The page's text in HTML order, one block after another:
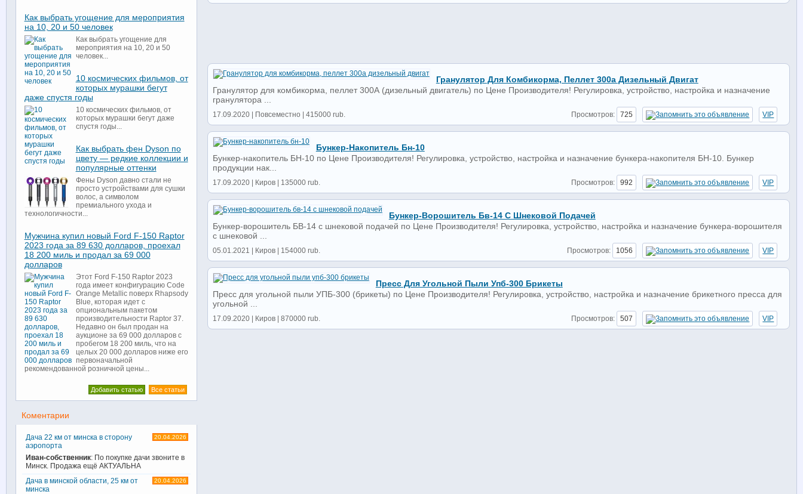
Гранулятор Для Комбикорма, Пеллет 300а Дизельный Двигат
Гранулятор для комбикорма, пеллет 300А (дизельный двигатель) по Цене Производителя! Регулировка, устройство, настройка и назначение
гранулятора ...
17.09.2020 | Повсеместно | 415000 rub. Просмотров: 725 VIP
Бункер-Накопитель Бн-10
Бункер-накопитель БН-10 по Цене Производителя! Регулировка, устройство, настройка и назначение бункера-накопителя БН-10. Бункер
продукции нак...
17.09.2020 | Киров | 135000 rub. Просмотров: 992 VIP
Бункер-Ворошитель Бв-14 С Шнековой Подачей
Бункер-ворошитель БВ-14 с шнековой подачей по Цене Производителя! Регулировка, устройство, настройка и назначение бункера-ворошителя
с шнековой ...
05.01.2021 | Киров | 154000 rub. Просмотров: 1056 VIP
Пресс Для Угольной Пыли Упб-300 Брикеты
Пресс для угольной пыли УПБ-300 (брикеты) по Цене Производителя! Регулировка, устройство, настройка и назначение брикетного пресса для
угольной ...
17.09.2020 | Киров | 870000 rub. Просмотров: 507 VIP
Как выбрать угощение для мероприятия
на 10, 20 и 50 человек
Как выбрать угощение для
мероприятия на 10, 20 и 50
человек...
10 космических фильмов, от
которых мурашки бегут
даже спустя годы
10 космических фильмов, от
которых мурашки бегут даже
спустя годы...
Как выбрать фен Dyson по
цвету — редкие коллекции и
популярные оттенки
Фены Dyson давно стали не
просто устройствами для сушки
волос, а символом
премиального ухода и
технологичности...
Мужчина купил новый Ford F-150 Raptor
2023 года за 89 630 долларов, проехал
18 200 миль и продал за 69 000
долларов
Этот Ford F-150 Raptor 2023
года имеет конфигурацию Code
Orange Metallic поверх Rhapsody
Blue, которая идет с
опциональным пакетом
производительности Raptor 37.
Недавно он был продан на
аукционе за 69 000 долларов с
пробегом 18 200 миль, что на
целых 20 000 долларов ниже его
первоначальной
рекомендованной розничной цены...
Все статьи
Добавить статью
Коментарии
20.04.2026
Дача 22 км от минска в сторону
аэропорта
Иван-собственник: По покупке дачи звоните в
Минск. Продажа ещё АКТУАЛЬНА
20.04.2026
Дача в минской области, 25 км от
минска